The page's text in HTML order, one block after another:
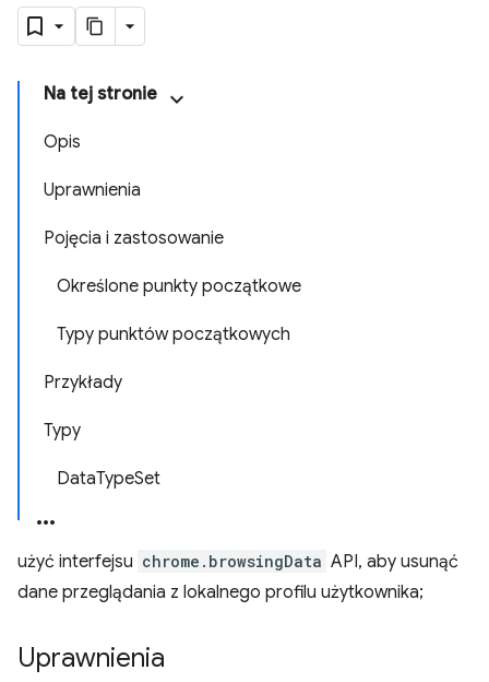
Na tej stronie
Opis
Uprawnienia
Pojęcia i zastosowanie
Określone punkty początkowe
Typy punktów początkowych
Przykłady
Typy
DataTypeSet
użyć interfejsu chrome.browsingData API, aby usunąć
dane przeglądania z lokalnego profilu użytkownika;
Uprawnienia